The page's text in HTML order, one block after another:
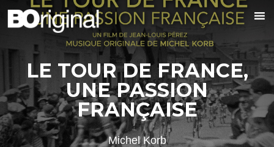
LE TOUR DE FRANCE,
UNE PASSION
FRANÇAISE
Michel Korb